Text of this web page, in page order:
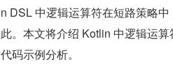
n DSL 中逻辑运算符在短路策略
此。本文将介绍 Kotlin 中逻辑运
代码示例分析。